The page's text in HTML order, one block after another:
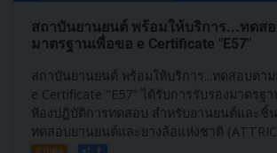
สถาบันยานยนต์ พร้อมให้บริการ...ทดส
มาตรฐานเพื่อขอ e Certificate "E57"
สถาบันยานยนต์ พร้อมให้บริการ...ทดสอบตา
e Certificate "E57" ได้รับการรับรองมาตรฐ
ห้องปฏิบัติการทดสอบ สำหรับยานยนต์และชิ้
ทดสอบยานยนต์และยางล้อแห่งชาติ